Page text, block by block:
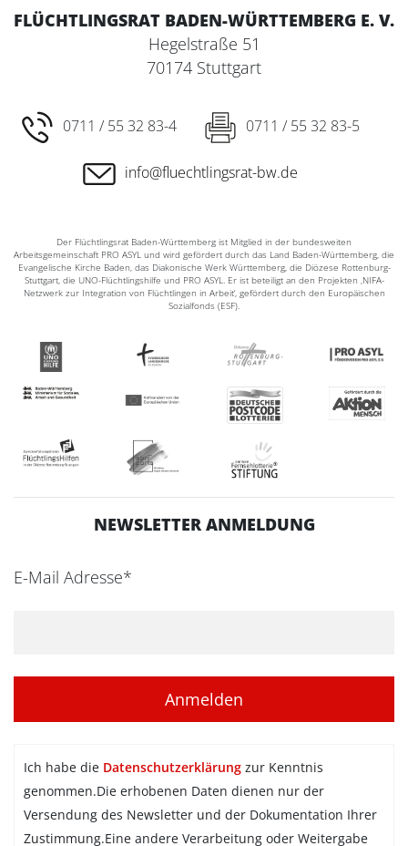
FLÜCHTLINGSRAT BADEN-WÜRTTEMBERG E. V.
Hegelstraße 51
70174 Stuttgart
0711 / 55 32 83-4 0711 / 55 32 83-5
info@fluechtlingsrat-bw.de
Der Flüchtlingsrat Baden-Württemberg ist Mitglied in der bundesweiten
Arbeitsgemeinschaft PRO ASYL und wird gefördert durch das Land Baden-Württemberg, die
Evangelische Kirche Baden, das Diakonische Werk Württemberg, die Diözese Rottenburg-
Stuttgart, die UNO-Flüchtlingshilfe und PRO ASYL. Er ist beteiligt an den Projekten ‚NIFA-
Netzwerk zur Integration von Flüchtlingen in Arbeit‘, gefördert durch den Europäischen
Sozialfonds (ESF).
NEWSLETTER ANMELDUNG
E-Mail Adresse*
Ich habe die Datenschutzerklärung zur Kenntnis
genommen.Die erhobenen Daten dienen nur der
Versendung des Newsletter und der Dokumentation Ihrer
Zustimmung.Eine andere Verarbeitung oder Weitergabe